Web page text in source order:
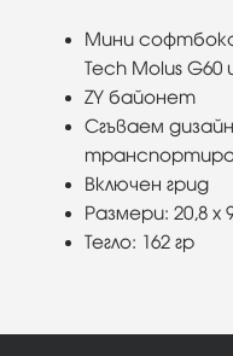
Мини софтбокс
Tech Molus G60
ZY байонет
Сгъваем
Включен грид
Размери: 20,8 x
Тегло: 162 гр